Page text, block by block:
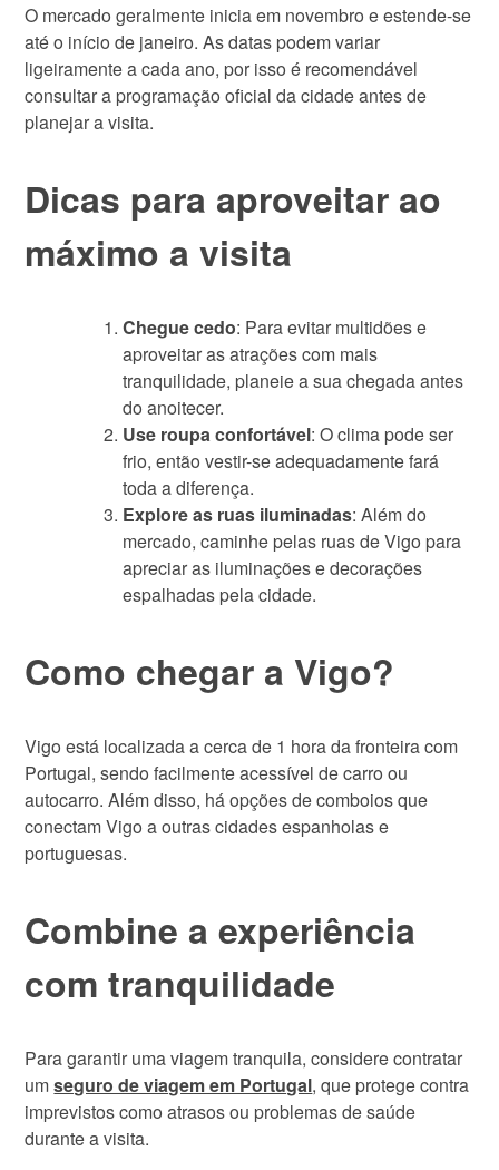
O mercado geralmente inicia em novembro e estende-se
até o início de janeiro. As datas podem variar
ligeiramente a cada ano, por isso é recomendável
consultar a programação oficial da cidade antes de
planejar a visita.
Dicas para aproveitar ao
máximo a visita
Chegue cedo: Para evitar multidões e
aproveitar as atrações com mais
tranquilidade, planeie a sua chegada antes
do anoitecer.
Use roupa confortável: O clima pode ser
frio, então vestir-se adequadamente fará
toda a diferença.
Explore as ruas iluminadas: Além do
mercado, caminhe pelas ruas de Vigo para
apreciar as iluminações e decorações
espalhadas pela cidade.
Como chegar a Vigo?
Vigo está localizada a cerca de 1 hora da fronteira com
Portugal, sendo facilmente acessível de carro ou
autocarro. Além disso, há opções de comboios que
conectam Vigo a outras cidades espanholas e
portuguesas.
Combine a experiência
com tranquilidade
Para garantir uma viagem tranquila, considere contratar
umseguro de viagem em Portugal, que protege contra
imprevistos como atrasos ou problemas de saúde
durante a visita.